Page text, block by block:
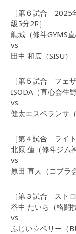
［第６試合 2025
級5分2R］
龍城（修斗GYMS直
vs
田中 和広（SISU）
［第５試合 フェ
ISODA（直心会生
vs
健太エスペランサ
［第４試合 ライト
北原 蓮（修斗ジム
vs
原田 直人（コブラ
［第３試合 スト
谷中 たいち（格闘
vs
ふじい☆ペリー（